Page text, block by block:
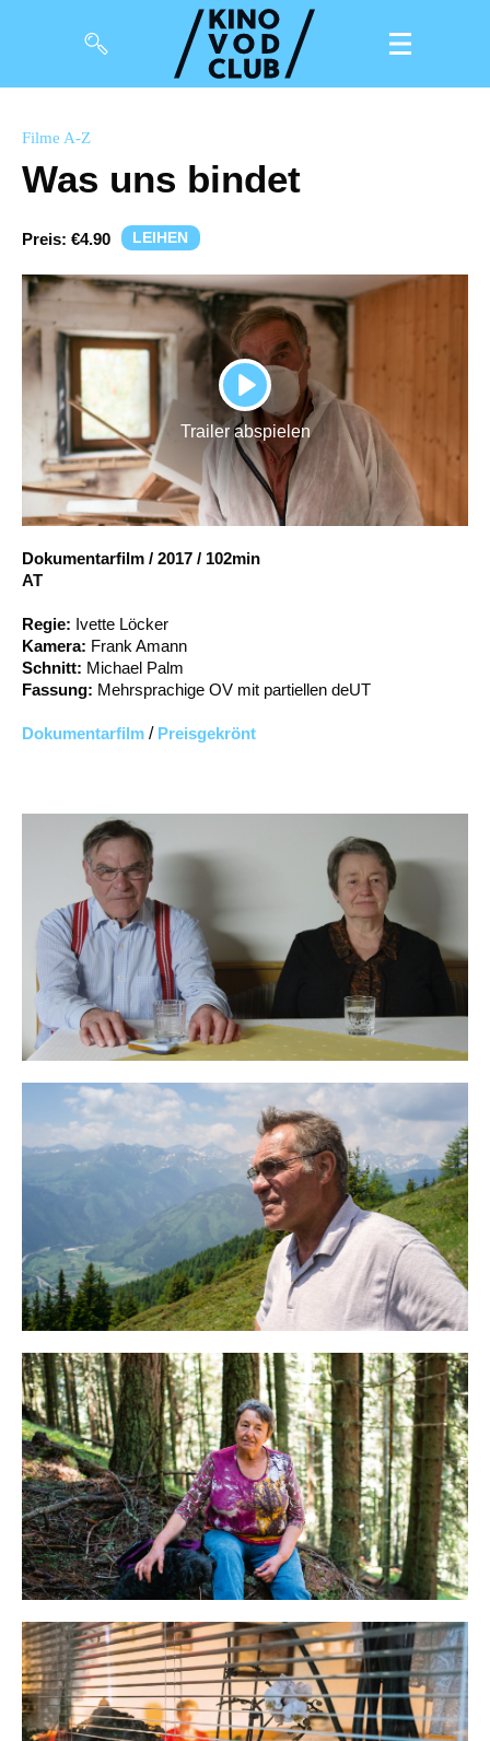
Magazin
Kuratierungen
So geht’s
Filmpakete
Gutscheine
& Filmpässe
Account
Filme A-Z
Was uns bindet
Preis: €4.90 LEIHEN
PLAY
Trailer abspielen
Dokumentarfilm / 2017 / 102min
AT
Regie: Ivette Löcker
Kamera: Frank Amann
Schnitt: Michael Palm
Fassung: Mehrsprachige OV mit partiellen deUT
Dokumentarfilm / Preisgekrönt